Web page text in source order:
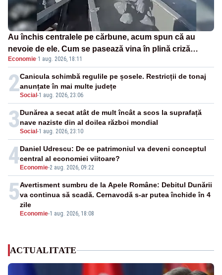
Au închis centralele pe cărbune, acum spun că au
nevoie de ele. Cum se pasează vina în plină criză
energetică
Economie·1 aug. 2026, 18:11
2Social -1 aug. 2026, 23:06
Canicula schimbă regulile pe șosele. Restricții de tonaj
anunțate în mai multe județe
3Social -1 aug. 2026, 23:10
Dunărea a secat atât de mult încât a scos la suprafață
nave naziste din al doilea război mondial
4 Economie-2 aug. 2026, 09:22
Daniel Udrescu: De ce patrimoniul va deveni conceptul
central al economiei viitoare?
5
Economie-1 aug. 2026, 18:08
Avertisment sumbru de la Apele Române: Debitul Dunării
va continua să scadă. Cernavodă s-ar putea închide în 4
zile
ACTUALITATE